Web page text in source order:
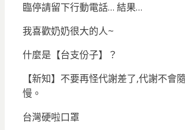
臨停請留下行動電話… 結果…
我喜歡奶奶很大的人~
什麼是【台支份子】？
【新知】不要再怪代謝差了,代謝不會
慢。
台灣硬啦口罩